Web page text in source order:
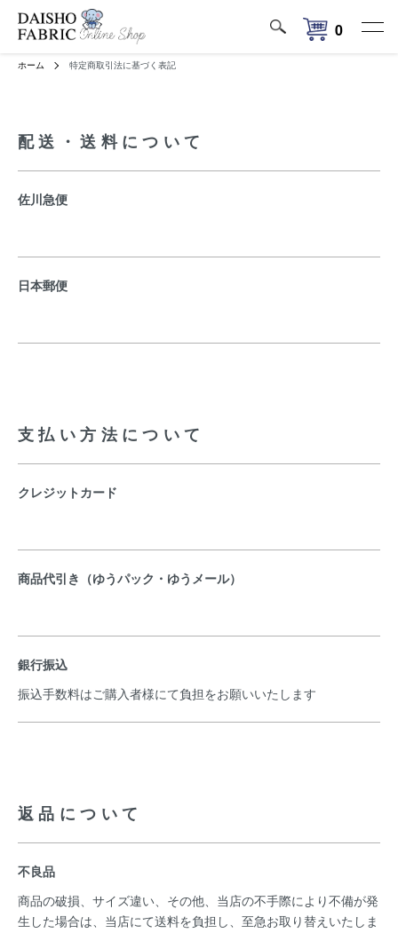
0
ホーム 特定商取引法に基づく表記
配送・送料について
佐川急便
日本郵便
支払い方法について
クレジットカード
商品代引き（ゆうパック・ゆうメール）
銀行振込
振込手数料はご購入者様にて負担をお願いいたします
返品について
不良品
商品の破損、サイズ違い、その他、当店の不手際により不備が発
生した場合は、当店にて送料を負担し、至急お取り替えいたしま